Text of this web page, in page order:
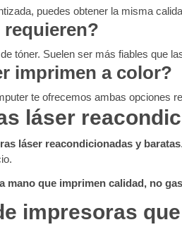
puedes obtener la misma
tóner. Suelen ser más fiables que
imprimen a color?
te ofrecemos ambas opciones
láser
láser reacondicionadas y baratas
mano que imprimen calidad, no
impresoras